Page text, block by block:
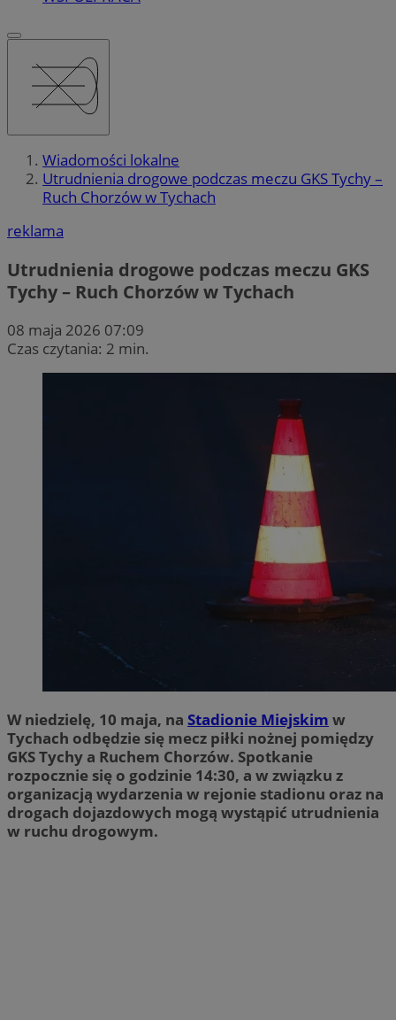
Wiadomości lokalne
Utrudnienia drogowe podczas meczu GKS Tychy –
Ruch Chorzów w Tychach
reklama
Utrudnienia drogowe podczas meczu GKS
Tychy – Ruch Chorzów w Tychach
08 maja 2026 07:09
Czas czytania: 2 min.
W niedzielę, 10 maja, na Stadionie Miejskim w
Tychach odbędzie się mecz piłki nożnej pomiędzy
GKS Tychy a Ruchem Chorzów. Spotkanie
rozpocznie się o godzinie 14:30, a w związku z
organizacją wydarzenia w rejonie stadionu oraz na
drogach dojazdowych mogą wystąpić utrudnienia
w ruchu drogowym.